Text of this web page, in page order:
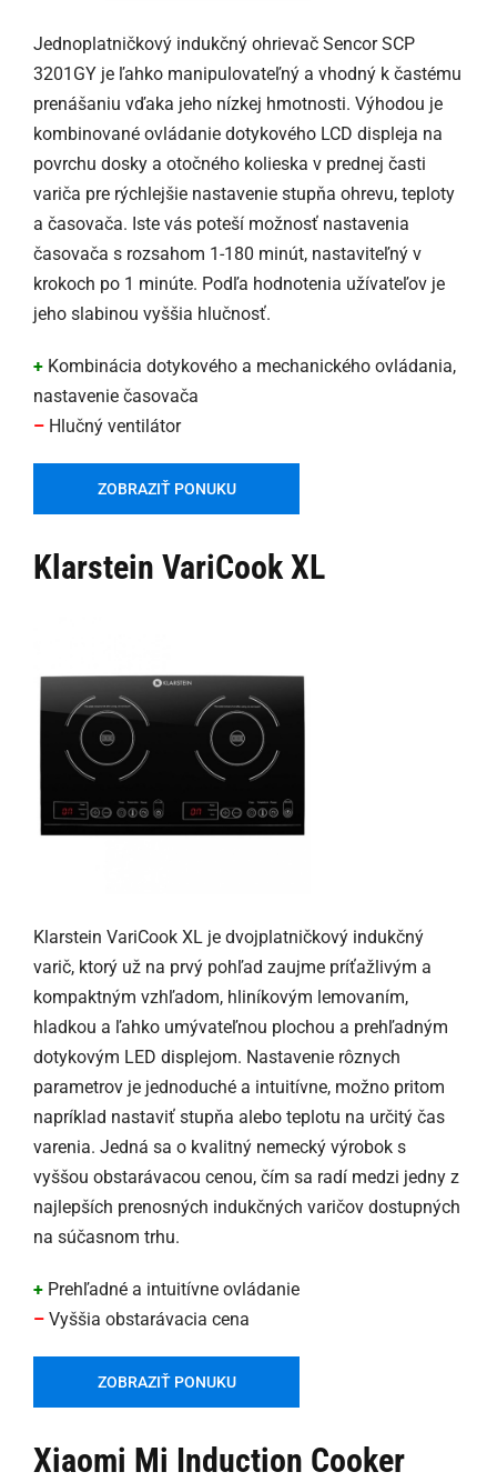
Jednoplatničkový indukčný ohrievač Sencor SCP
3201GY je ľahko manipulovateľný a vhodný k častému
prenášaniu vďaka jeho nízkej hmotnosti. Výhodou je
kombinované ovládanie dotykového LCD displeja na
povrchu dosky a otočného kolieska v prednej časti
variča pre rýchlejšie nastavenie stupňa ohrevu, teploty
a časovača. Iste vás poteší možnosť nastavenia
časovača s rozsahom 1-180 minút, nastaviteľný v
krokoch po 1 minúte. Podľa hodnotenia užívateľov je
jeho slabinou vyššia hlučnosť.
+ Kombinácia dotykového a mechanického ovládania,
nastavenie časovača
– Hlučný ventilátor
ZOBRAZIŤ PONUKU
Klarstein VariCook XL
Klarstein VariCook XL je dvojplatničkový indukčný
varič, ktorý už na prvý pohľad zaujme príťažlivým a
kompaktným vzhľadom, hliníkovým lemovaním,
hladkou a ľahko umývateľnou plochou a prehľadným
dotykovým LED displejom. Nastavenie rôznych
parametrov je jednoduché a intuitívne, možno pritom
napríklad nastaviť stupňa alebo teplotu na určitý čas
varenia. Jedná sa o kvalitný nemecký výrobok s
vyššou obstarávacou cenou, čím sa radí medzi jedny z
najlepších prenosných indukčných varičov dostupných
na súčasnom trhu.
+ Prehľadné a intuitívne ovládanie
– Vyššia obstarávacia cena
ZOBRAZIŤ PONUKU
Xiaomi Mi Induction Cooker